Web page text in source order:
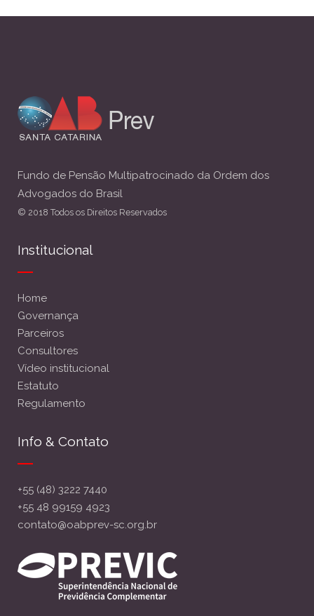
Fundo de Pensão Multipatrocinado da Ordem dos
Advogados do Brasil
© 2018 Todos os Direitos Reservados
Institucional
Home
Governança
Parceiros
Consultores
Vídeo institucional
Estatuto
Regulamento
Info & Contato
+55 (48) 3222 7440
+55 48 99159 4923
contato@oabprev-sc.org.br